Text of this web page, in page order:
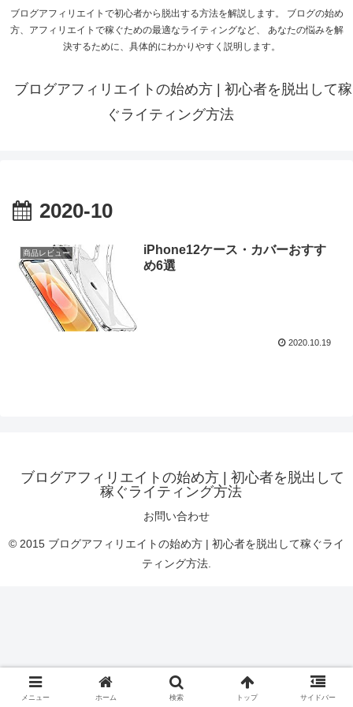
ブログアフィリエイトで初心者から脱出する方法を解説します。 ブログの始め
方、アフィリエイトで稼ぐための最適なライティングなど、 あなたの悩みを解
決するために、具体的にわかりやすく説明します。
ブログアフィリエイトの始め方 | 初心者を脱出して稼
ぐライティング方法
2020-10
商品レビュー
iPhone12ケース・カバーおすす
め6選
2020.10.19
ブログアフィリエイトの始め方 | 初心者を脱出して
稼ぐライティング方法
お問い合わせ
© 2015 ブログアフィリエイトの始め方 | 初心者を脱出して稼ぐライ
ティング方法.
メニュー ホーム 検索 トップ サイドバー